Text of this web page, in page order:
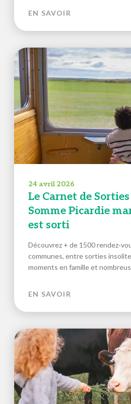
EN SAVOIR
24 avril 2026
Le Carnet de
Somme Picardie
est sorti
Découvrez + de 1500
communes, entre sorties
moments en famille et
EN SAVOIR